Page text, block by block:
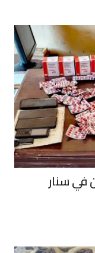
في سنار